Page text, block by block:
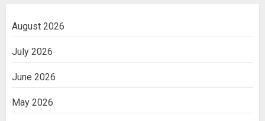
August 2026
July 2026
June 2026
May 2026